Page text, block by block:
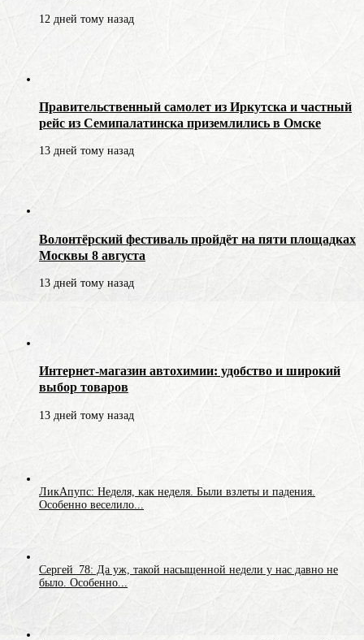
12 дней тому назад
Правительственный самолет из Иркутска и частный
рейс из Семипалатинска приземлились в Омске
13 дней тому назад
Волонтёрский фестиваль пройдёт на пяти площадках
Москвы 8 августа
13 дней тому назад
Интернет-магазин автохимии: удобство и широкий
выбор товаров
13 дней тому назад
ЛикАпупс: Неделя, как неделя. Были взлеты и падения.
Особенно веселило...
Сергей_78: Да уж, такой насыщенной недели у нас давно не
было. Особенно...